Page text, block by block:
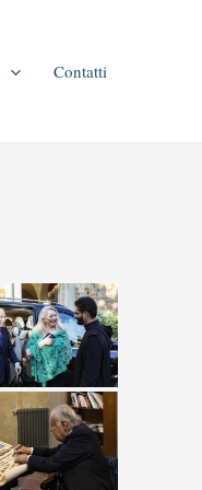
Contatti